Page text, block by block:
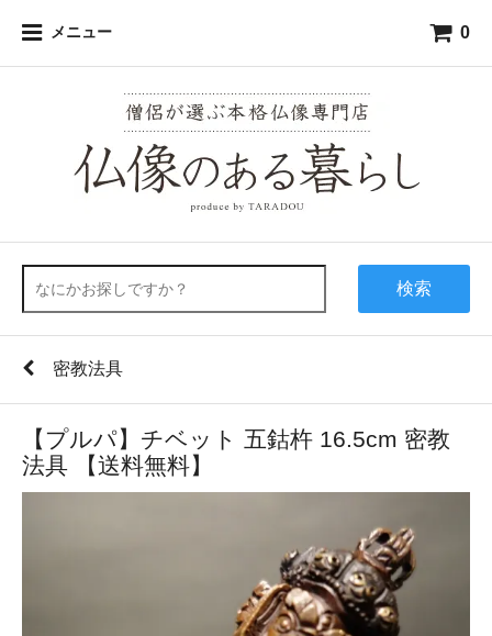
メニュー 0
検索
密教法具
【プルパ】チベット 五鈷杵 16.5cm 密教
法具 【送料無料】